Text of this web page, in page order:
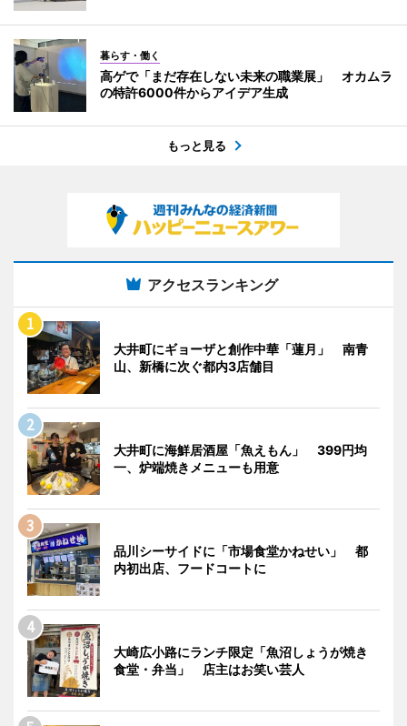
暮らす・働く
高ゲで「まだ存在しない未来の職業展」 オカムラ
の特許6000件からアイデア生成
もっと見る
アクセスランキング
大井町にギョーザと創作中華「蓮月」 南青
山、新橋に次ぐ都内3店舗目
大井町に海鮮居酒屋「魚えもん」 399円均
一、炉端焼きメニューも用意
品川シーサイドに「市場食堂かねせい」 都
内初出店、フードコートに
大崎広小路にランチ限定「魚沼しょうが焼き
食堂・弁当」 店主はお笑い芸人